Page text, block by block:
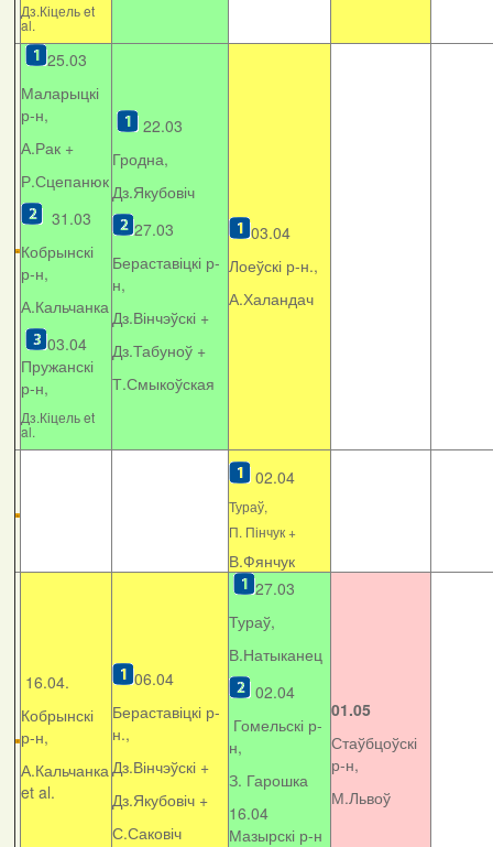
Дз.Кіцель et
al.
25.03
Маларыцкі
р-н,
А.Рак +
Р.Сцепанюк
31.03
Кобрынскі
р-н,
А.Кальчанка
03.04
Пружанскі
р-н,
Дз.Кіцель et
al.
22.03
Гродна,
Дз.Якубовіч
27.03
Бераставіцкі р-
н,
Дз.Вінчэўскі +
Дз.Табуноў +
Т.Смыкоўская
03.04
Лоеўскі р-н.,
А.Халандач
02.04
Тураў,
П. Пінчук +
В.Фянчук
16.04.
Кобрынскі
р-н,
А.Кальчанка
et al.
06.04
Бераставіцкі р-
н.,
Дз.Вінчэўскі +
Дз.Якубовіч +
С.Саковіч
27.03
Тураў,
В.Натыканец
02.04
Гомельскі р-
н,
З. Гарошка
16.04
Мазырскі р-н
01.05
Стаўбцоўскі
р-н,
М.Львоў